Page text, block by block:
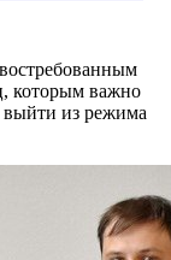
которым важно
выйти из режима